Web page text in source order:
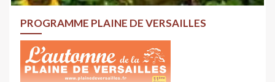
l’ouverture de la mise à disposition du projet de Plan
Climat Air Energie Territorial.
Le PCAET c’est …
➢ Un outil règlementaire pour les collectivités afin de
PROGRAMME PLAINE DE VERSAILLES